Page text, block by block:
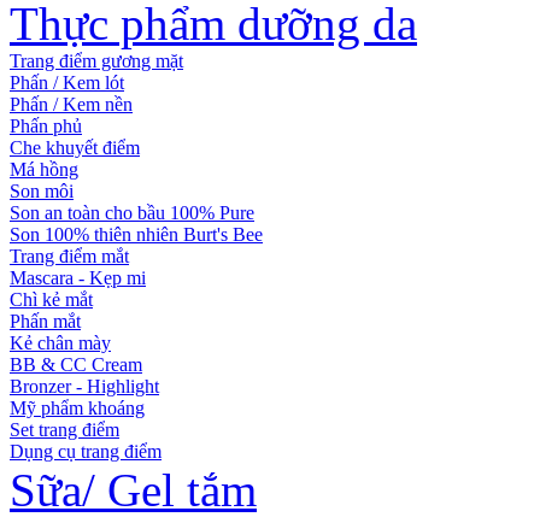
Thực phẩm dưỡng da
Trang điểm gương mặt
Phấn / Kem lót
Phấn / Kem nền
Phấn phủ
Che khuyết điểm
Má hồng
Son môi
Son an toàn cho bầu 100% Pure
Son 100% thiên nhiên Burt's Bee
Trang điểm mắt
Mascara - Kẹp mi
Chì kẻ mắt
Phấn mắt
Kẻ chân mày
BB & CC Cream
Bronzer - Highlight
Mỹ phẩm khoáng
Set trang điểm
Dụng cụ trang điểm
Sữa/ Gel tắm